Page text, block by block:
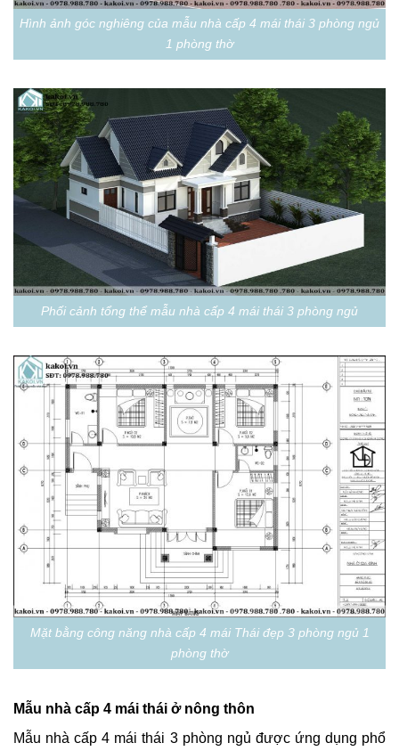
Hình ảnh góc nghiêng của mẫu nhà cấp 4 mái thái 3 phòng ngủ
1 phòng thờ
Phối cảnh tổng thể mẫu nhà cấp 4 mái thái 3 phòng ngủ
Mặt bằng công năng nhà cấp 4 mái Thái đẹp 3 phòng ngủ 1
phòng thờ
Mẫu nhà cấp 4 mái thái ở nông thôn
Mẫu nhà cấp 4 mái thái 3 phòng ngủ được ứng dụng phổ